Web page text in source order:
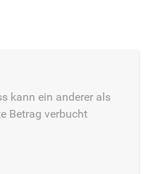
kann ein anderer als
Betrag verbucht